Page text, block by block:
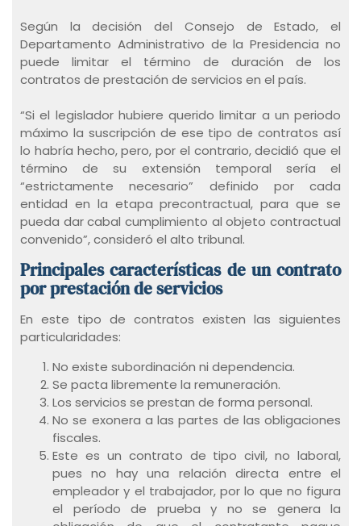
Según la decisión del Consejo de Estado, el
Departamento Administrativo de la Presidencia no
puede limitar el término de duración de los
contratos de prestación de servicios en el país.
“Si el legislador hubiere querido limitar a un periodo
máximo la suscripción de ese tipo de contratos así
lo habría hecho, pero, por el contrario, decidió que el
término de su extensión temporal sería el
“estrictamente necesario” definido por cada
entidad en la etapa precontractual, para que se
pueda dar cabal cumplimiento al objeto contractual
convenido”, consideró el alto tribunal.
Principales características de un contrato
por prestación de servicios
En este tipo de contratos existen las siguientes
particularidades:
No existe subordinación ni dependencia.
Se pacta libremente la remuneración.
Los servicios se prestan de forma personal.
No se exonera a las partes de las obligaciones
fiscales.
Este es un contrato de tipo civil, no laboral,
pues no hay una relación directa entre el
empleador y el trabajador, por lo que no figura
el período de prueba y no se genera la